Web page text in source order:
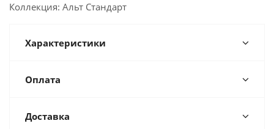
Коллекция: Альт Стандарт
Характеристики
Оплата
Доставка